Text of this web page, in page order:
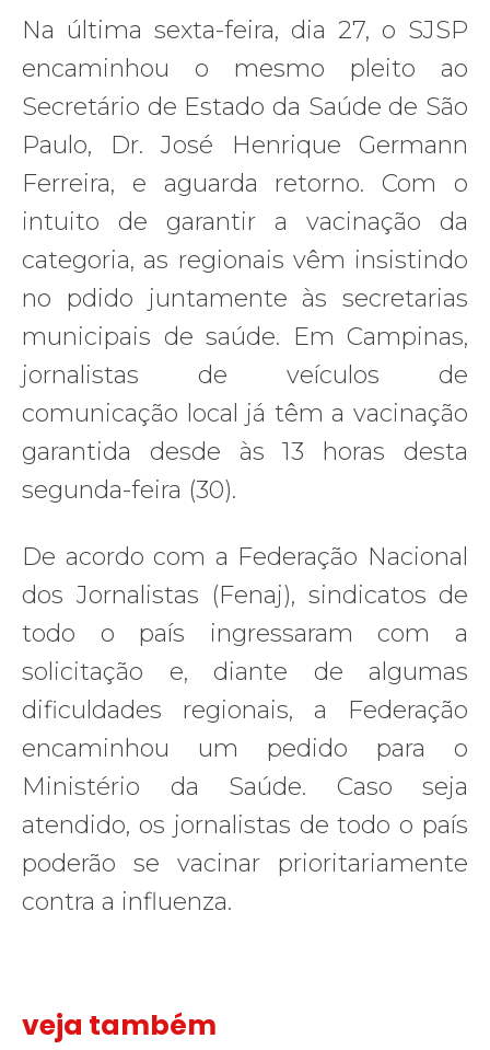
Na última sexta-feira, dia 27, o SJSP
encaminhou o mesmo pleito ao
Secretário de Estado da Saúde de São
Paulo, Dr. José Henrique Germann
Ferreira, e aguarda retorno. Com o
intuito de garantir a vacinação da
categoria, as regionais vêm insistindo
no pdido juntamente às secretarias
municipais de saúde. Em Campinas,
jornalistas de veículos de
comunicação local já têm a vacinação
garantida desde às 13 horas desta
segunda-feira (30).
De acordo com a Federação Nacional
dos Jornalistas (Fenaj), sindicatos de
todo o país ingressaram com a
solicitação e, diante de algumas
dificuldades regionais, a Federação
encaminhou um pedido para o
Ministério da Saúde. Caso seja
atendido, os jornalistas de todo o país
poderão se vacinar prioritariamente
contra a influenza.
veja também